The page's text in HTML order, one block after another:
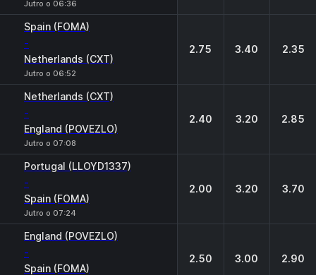
Jutro o 06:36
Spain (FOMA)
-
Netherlands (CXT)
Jutro o 06:52
2.75 3.40 2.35
Netherlands (CXT)
-
England (POVEZLO)
Jutro o 07:08
2.40 3.20 2.85
Portugal (LLOYD1337)
-
Spain (FOMA)
Jutro o 07:24
2.00 3.20 3.70
England (POVEZLO)
-
Spain (FOMA)
2.50 3.00 2.90